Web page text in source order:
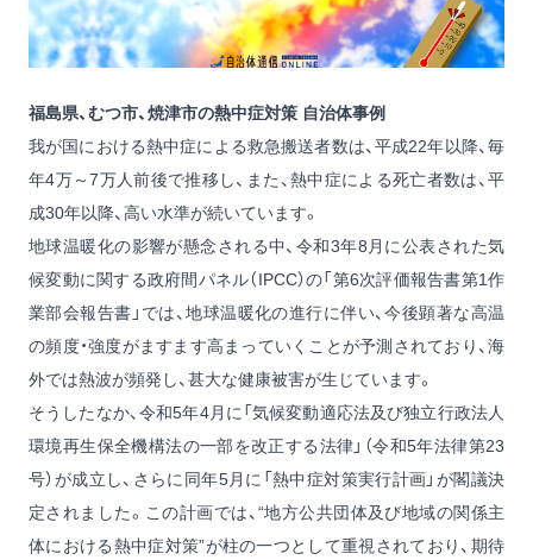
福島県、むつ市、焼津市の熱中症対策 自治体事例
我が国における熱中症による救急搬送者数は、平成22年以降、毎
年4万～7万人前後で推移し、また、熱中症による死亡者数は、平
成30年以降、高い水準が続いています。
地球温暖化の影響が懸念される中、令和3年8月に公表された気
候変動に関する政府間パネル（IPCC）の「第6次評価報告書第1作
業部会報告書」では、地球温暖化の進行に伴い、今後顕著な高温
の頻度・強度がますます高まっていくことが予測されており、海
外では熱波が頻発し、甚大な健康被害が生じています。
そうしたなか、令和5年4月に「気候変動適応法及び独立行政法人
環境再生保全機構法の一部を改正する法律」（令和5年法律第23
号）が成立し、さらに同年5月に「熱中症対策実行計画」が閣議決
定されました。この計画では、“地方公共団体及び地域の関係主
体における熱中症対策”が柱の一つとして重視されており、期待